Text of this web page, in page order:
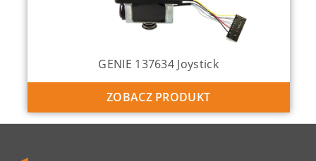
GENIE 137634 Joystick
ZOBACZ PRODUKT